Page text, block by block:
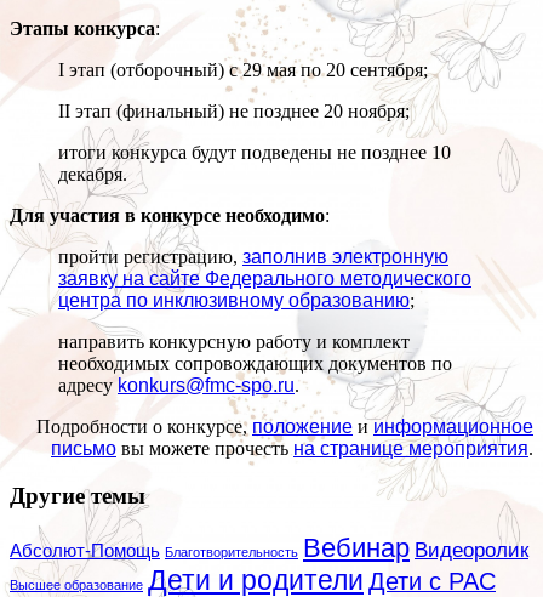
Этапы конкурса:
I этап (отборочный) с 29 мая по 20 сентября;
II этап (финальный) не позднее 20 ноября;
итоги конкурса будут подведены не позднее 10
декабря.
Для участия в конкурсе необходимо:
пройти регистрацию, заполнив электронную
заявку на сайте Федерального методического
центра по инклюзивному образованию;
направить конкурсную работу и комплект
необходимых сопровождающих документов по
адресу konkurs@fmc-spo.ru.
Подробности о конкурсе, положение иинформационное
письмо вы можете прочесть на странице мероприятия.
Другие темы
Абсолют-Помощь Благотворительность Вебинар Видеоролик
Высшее образование Дети и родители Дети с РАС